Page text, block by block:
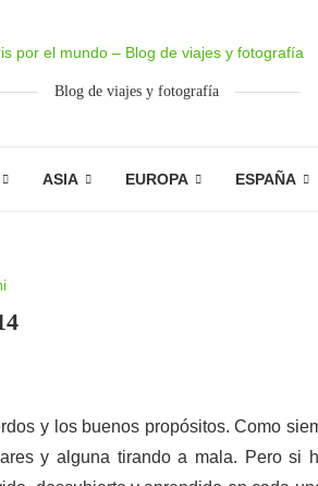
Blog de viajes y fotografía
ASIA EUROPA ESPAÑA
y los buenos propósitos. Como
y alguna tirando a mala. Pero si